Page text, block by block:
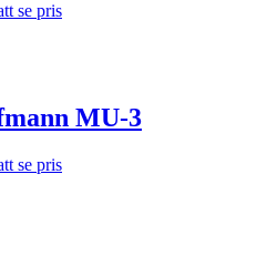
se pris
MU-3
se pris